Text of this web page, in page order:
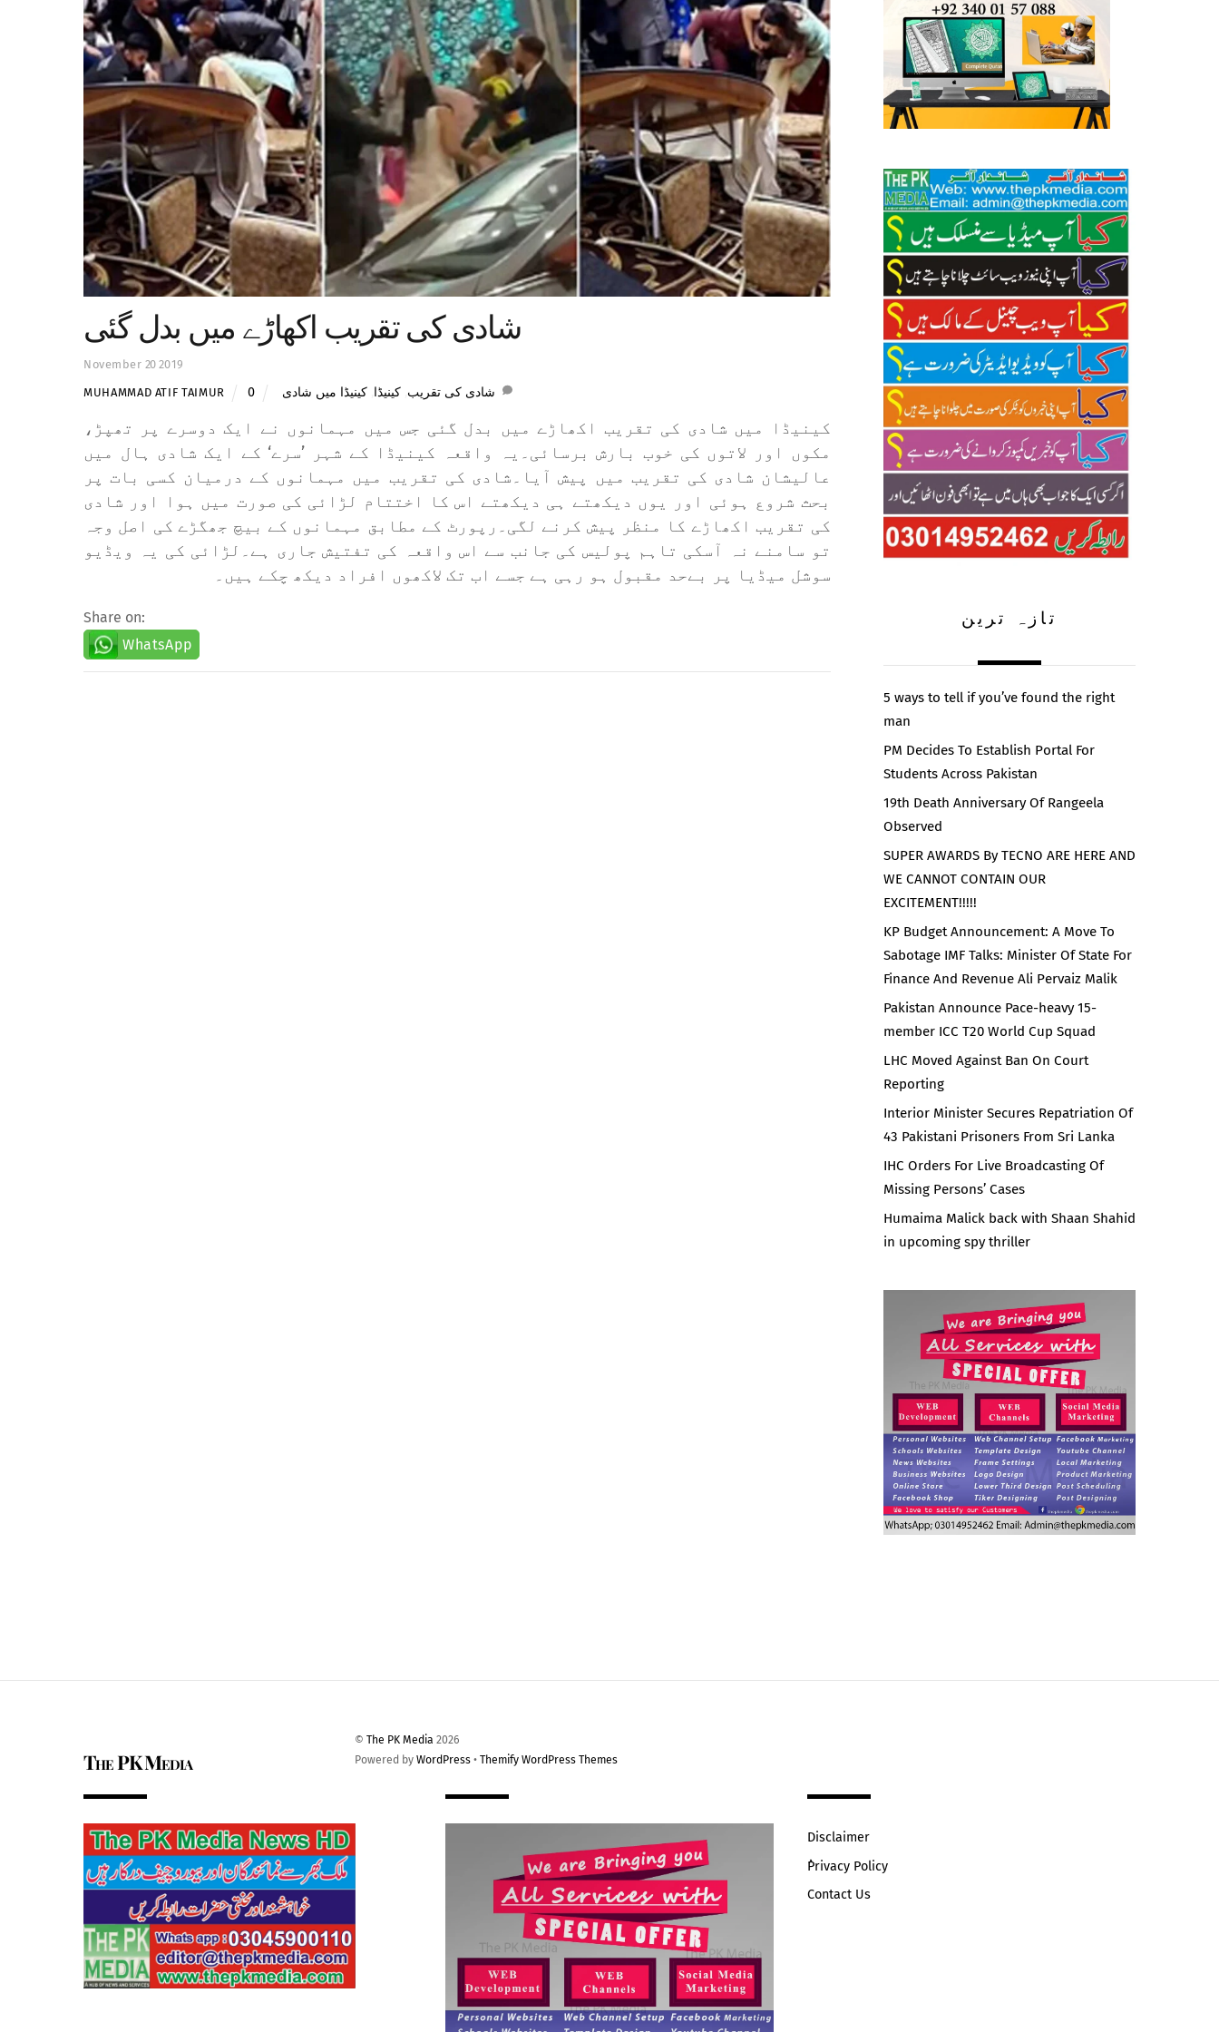
November 20 2019
شادی کی تقریب اکھاڑے میں بدل گئی
MUHAMMAD ATIF TAIMUR شادی کی تقریب ,کینیڈا ,کینیڈا میں شادی 0
کینیڈا میں شادی کی تقریب اکھاڑے میں بدل گئی جس میں مہمانوں نے ایک دوسرے پر تھپڑ،
مکوں اور لاتوں کی خوب بارش برسائی۔ یہ واقعہ کینیڈا کے شہر ’سرے‘ کے ایک شادی ہال میں
عالیشان شادی کی تقریب میں پیش آیا۔شادی کی تقریب میں مہمانوں کے درمیان کسی بات پر
بحث شروع ہوئی اور یوں دیکھتے ہی دیکھتے اس کا اختتام لڑائی کی صورت میں ہوا اور شادی
کی تقریب اکھاڑے کا منظر پیش کرنے لگی۔ رپورٹ کے مطابق مہمانوں کے بیچ جھگڑے کی اصل وجہ
تو سامنے نہ آسکی تاہم پولیس کی جانب سے اس واقعہ کی تفتیش جاری ہے۔ لڑائی کی یہ ویڈیو
سوشل میڈیا پر بےحد مقبول ہو رہی ہے جسے اب تک لاکھوں افراد دیکھ چکے ہیں۔
Share on:
WhatsApp
تازہ ترین
5 ways to tell if you’ve found the right
man
PM Decides To Establish Portal For
Students Across Pakistan
19th Death Anniversary Of Rangeela
Observed
SUPER AWARDS By TECNO ARE HERE AND
WE CANNOT CONTAIN OUR
EXCITEMENT!!!!!
KP Budget Announcement: A Move To
Sabotage IMF Talks: Minister Of State For
Finance And Revenue Ali Pervaiz Malik
Pakistan Announce Pace-heavy 15-
member ICC T20 World Cup Squad
LHC Moved Against Ban On Court
Reporting
Interior Minister Secures Repatriation Of
43 Pakistani Prisoners From Sri Lanka
IHC Orders For Live Broadcasting Of
Missing Persons’ Cases
Humaima Malick back with Shaan Shahid
in upcoming spy thriller
The PK Media
©The PK Media 2026
Powered byWordPress •Themify WordPress Themes
Disclaimer
ُPrivacy Policy
Contact Us